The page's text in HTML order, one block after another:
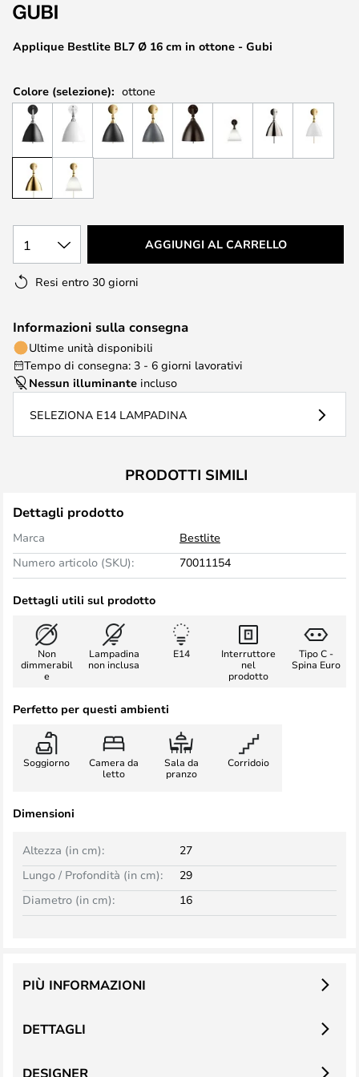
immagini
Applique Bestlite BL7 Ø 16 cm in ottone - Gubi
Colore (selezione): ottone
1 AGGIUNGI AL CARRELLO
Resi entro 30 giorni
Informazioni sulla consegna
Ultime unità disponibili
Tempo di consegna: 3 - 6 giorni lavorativi
Nessun illuminante incluso
SELEZIONA E14 LAMPADINA
PRODOTTI SIMILI
Dettagli prodotto
Marca
Bestlite
Numero articolo (SKU):
70011154
Dettagli utili sul prodotto
Non
dimmerabil
e
Lampadina
non inclusa
E14
Interruttore
nel
prodotto
Tipo C -
Spina Euro
Perfetto per questi ambienti
Soggiorno
Camera da
letto
Sala da
pranzo
Corridoio
Dimensioni
Altezza (in cm):
27
Lungo / Profondità (in cm):
29
Diametro (in cm):
16
DETTAGLI
PIÙ INFORMAZIONI
DESIGNER